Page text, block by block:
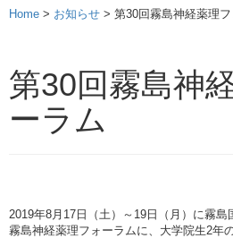
Home > お知らせ > 第30回霧島神経薬理
第30回霧島神
ーラム
2019年8月17日（土）～19日（月）に霧
霧島神経薬理フォーラムに、大学院生2年